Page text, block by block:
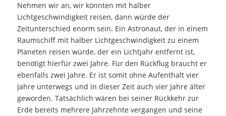
Nehmen wir an, wir könnten mit halber
Lichtgeschwindigkeit reisen, dann würde der
Zeitunterschied enorm sein. Ein Astronaut, der in einem
Raumschiff mit halber Lichtgeschwindigkeit zu einem
Planeten reisen würde, der ein Lichtjahr entfernt ist,
benötigt hierfür zwei Jahre. Für den Rückflug braucht er
ebenfalls zwei Jahre. Er ist somit ohne Aufenthalt vier
Jahre unterwegs und in dieser Zeit auch vier Jahre älter
geworden. Tatsächlich wären bei seiner Rückkehr zur
Erde bereits mehrere Jahrzehnte vergangen und seine